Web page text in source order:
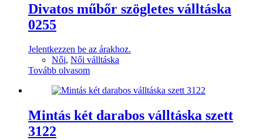
Divatos műbőr szögletes válltáska
0255
Jelentkezzen be az árakhoz.
Női, Női válltáska
Tovább olvasom
Mintás két darabos válltáska szett
3122